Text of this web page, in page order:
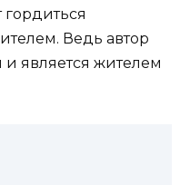
гордиться
Ведь автор
и является жителем